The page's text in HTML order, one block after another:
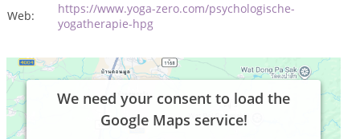
Web:
https://www.yoga-zero.com/psychologische-
yogatherapie-hpg
We need your consent to load the
Google Maps service!